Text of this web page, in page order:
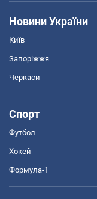
Новини України
Київ
Запоріжжя
Черкаси
Спорт
Футбол
Хокей
Формула-1